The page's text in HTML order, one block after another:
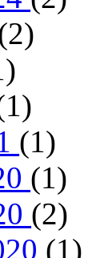
(1)
(1)
(2)
(1)